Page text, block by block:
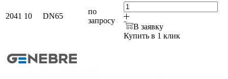
2041 10 DN65
по
запросу
В заявку
Купить в 1 клик